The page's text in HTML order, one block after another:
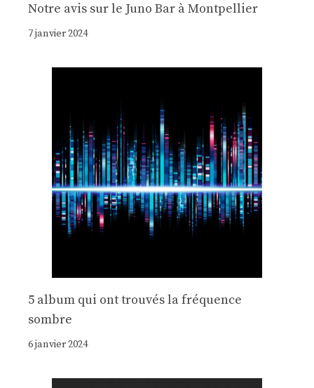
Notre avis sur le Juno Bar à Montpellier
7 janvier 2024
5 album qui ont trouvés la fréquence
sombre
6 janvier 2024